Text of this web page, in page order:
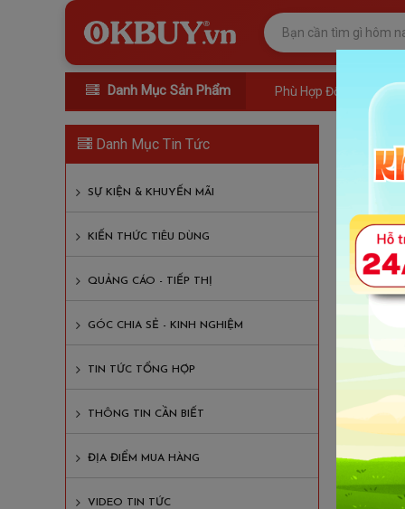
Danh Mục Sản Phẩm Phù Hợp Đối Tượng
Danh Mục Tin Tức
SỰ KIỆN & KHUYẾN MÃI
KIẾN THỨC TIÊU DÙNG
QUẢNG CÁO - TIẾP THỊ
GÓC CHIA SẺ - KINH NGHIỆM
TIN TỨC TỔNG HỢP
THÔNG TIN CẦN BIẾT
ĐỊA ĐIỂM MUA HÀNG
VIDEO TIN TỨC
Lượt
Nội
Nên
1.
2.
3.